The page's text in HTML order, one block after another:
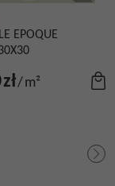
EPOQUE
zł/m²